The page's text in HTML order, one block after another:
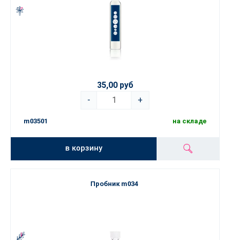
35,00 руб
-
+
m03501 на складе
в корзину
Пробник m034